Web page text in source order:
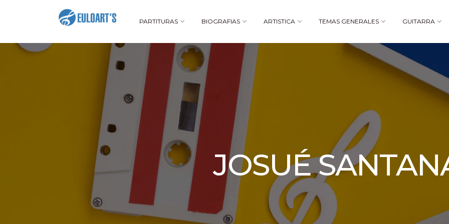
PARTITURAS BIOGRAFIAS ARTISTICA TEMAS GENERALES GUITARRA
JOSUÉ